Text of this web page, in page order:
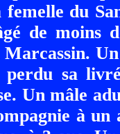
femelle du
de moins
Marcassin.
sa
Un mâle
à